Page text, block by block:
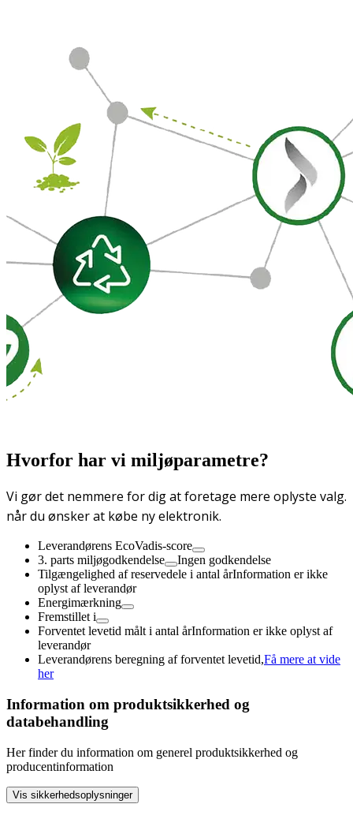
Hvorfor har vi miljøparametre?
Vi gør det nemmere for dig at foretage mere oplyste valg.
når du ønsker at købe ny elektronik.
Leverandørens EcoVadis-score
3. parts miljøgodkendelse
Ingen godkendelse
Tilgængelighed af reservedele i antal årInformation er ikke
oplyst af leverandør
Energimærkning
Fremstillet i
Forventet levetid målt i antal årInformation er ikke oplyst af
leverandør
Leverandørens beregning af forventet levetid,Få mere at vide
her
Information om produktsikkerhed og
databehandling
Her finder du information om generel produktsikkerhed og
producentinformation
Vis sikkerhedsoplysninger